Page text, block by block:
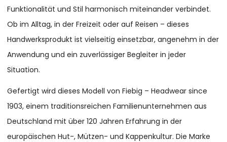
Funktionalität und Stil harmonisch miteinander verbindet.
Ob im Alltag, in der Freizeit oder auf Reisen – dieses
Handwerksprodukt ist vielseitig einsetzbar, angenehm in der
Anwendung und ein zuverlässiger Begleiter in jeder
Situation.
Gefertigt wird dieses Modell von Fiebig – Headwear since
1903, einem traditionsreichen Familienunternehmen aus
Deutschland mit über 120 Jahren Erfahrung in der
europäischen Hut-, Mützen- und Kappenkultur. Die Marke